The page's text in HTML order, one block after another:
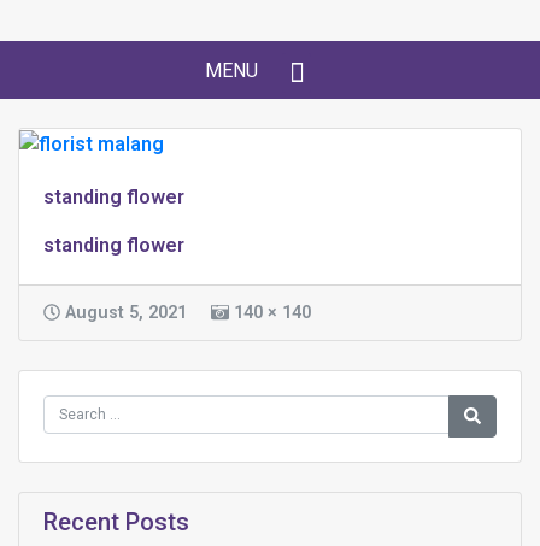
MENU
standing flower
standing flower
August 5, 2021 140 × 140
Recent Posts